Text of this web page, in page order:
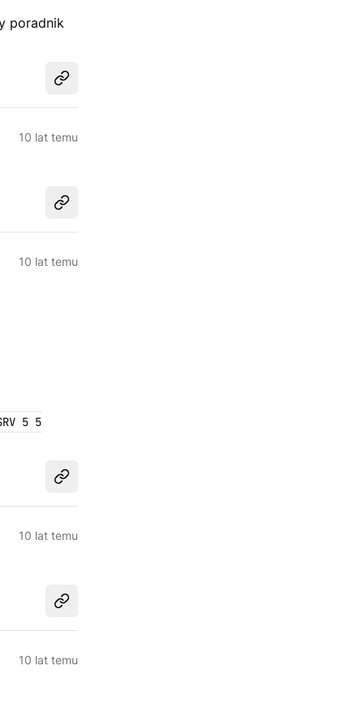
poradnik
Udostępnij
10 lat temu
Udostępnij
10 lat temu
5 5
Udostępnij
10 lat temu
Udostępnij
10 lat temu